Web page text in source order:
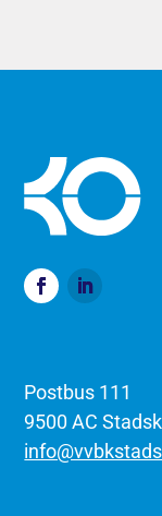
Postbus 111
9500 AC